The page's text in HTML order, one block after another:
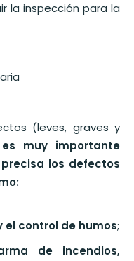
la inspección para la
(leves, graves y
es muy importante
los defectos
control de humos;
de incendios,